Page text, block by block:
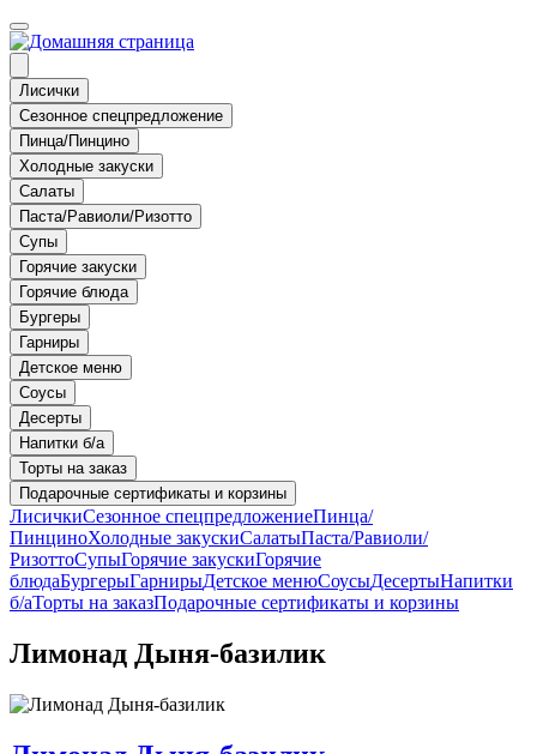
Лисички
Сезонное спецпредложение
Пинца/Пинцино
Холодные закуски
Салаты
Паста/Равиоли/Ризотто
Супы
Горячие закуски
Горячие блюда
Бургеры
Гарниры
Детское меню
Соусы
Десерты
Напитки б/а
Торты на заказ
Подарочные сертификаты и корзины
ЛисичкиСезонное спецпредложениеПинца/
ПинциноХолодные закускиСалатыПаста/Равиоли/
РизоттоСупыГорячие закускиГорячие
блюдаБургерыГарнирыДетское менюСоусыДесертыНапитки
б/аТорты на заказПодарочные сертификаты и корзины
Лимонад Дыня-базилик